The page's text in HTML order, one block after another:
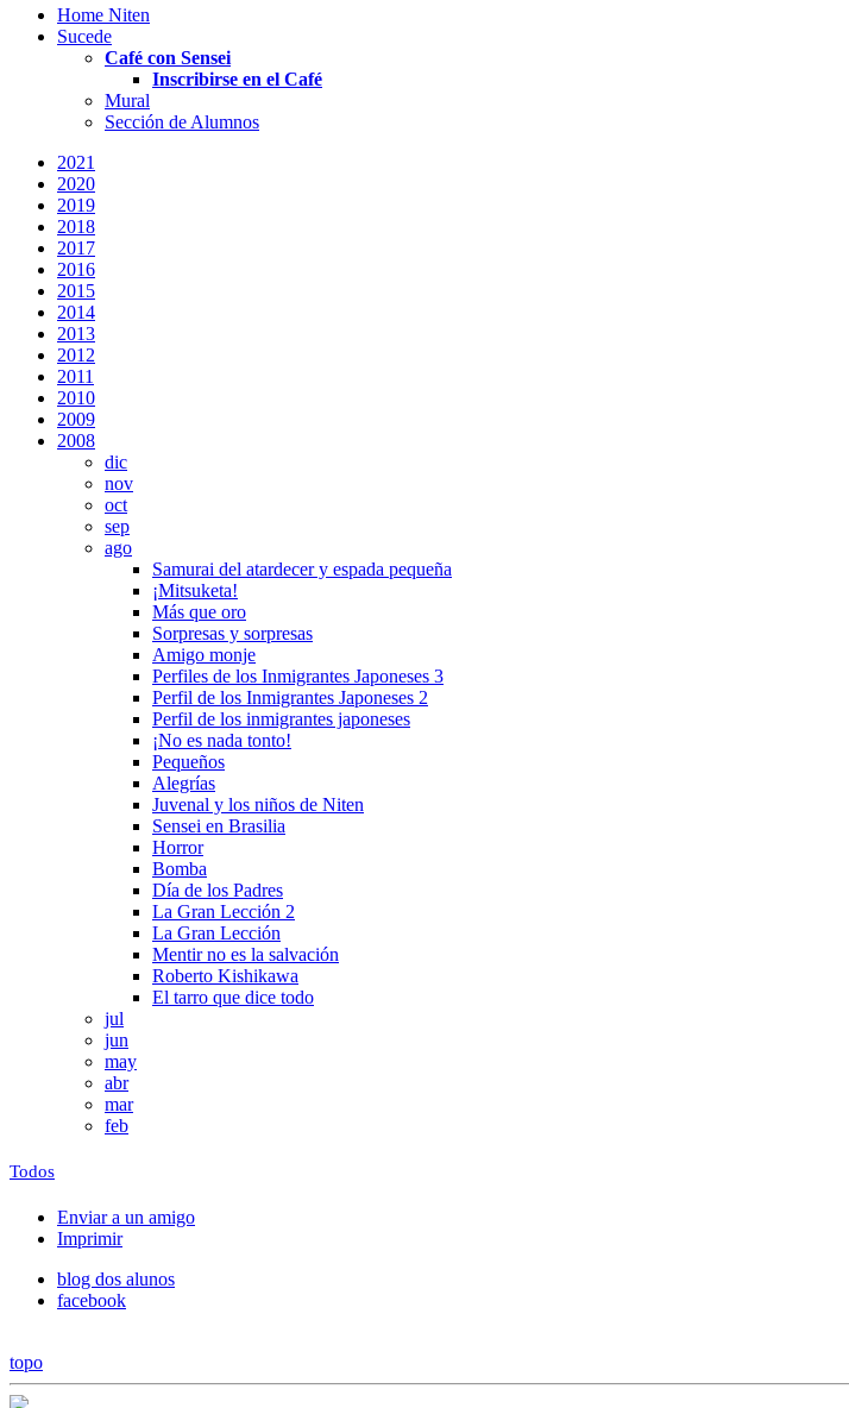
Home Niten
Sucede
Café con Sensei
Inscribirse en el Café
Mural
Sección de Alumnos
2021
2020
2019
2018
2017
2016
2015
2014
2013
2012
2011
2010
2009
2008
dic
nov
oct
sep
ago
Samurai del atardecer y espada pequeña
¡Mitsuketa!
Más que oro
Sorpresas y sorpresas
Amigo monje
Perfiles de los Inmigrantes Japoneses 3
Perfil de los Inmigrantes Japoneses 2
Perfil de los inmigrantes japoneses
¡No es nada tonto!
Pequeños
Alegrías
Juvenal y los niños de Niten
Sensei en Brasilia
Horror
Bomba
Día de los Padres
La Gran Lección 2
La Gran Lección
Mentir no es la salvación
Roberto Kishikawa
El tarro que dice todo
jul
jun
may
abr
mar
feb
Todos
Enviar a un amigo
Imprimir
blog dos alunos
facebook
topo